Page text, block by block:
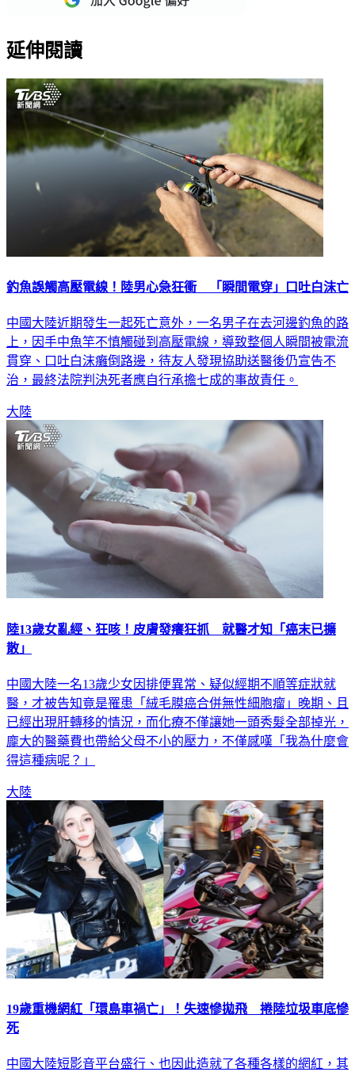
延伸閱讀
釣魚誤觸高壓電線！陸男心急狂衝 「瞬間電穿」口吐白沫亡
中國大陸近期發生一起死亡意外，一名男子在去河邊釣魚的路
上，因手中魚竿不慎觸碰到高壓電線，導致整個人瞬間被電流
貫穿、口吐白沫癱倒路邊，待友人發現協助送醫後仍宣告不
治，最終法院判決死者應自行承擔七成的事故責任。
大陸
陸13歲女亂經、狂咳！皮膚發癢狂抓 就醫才知「癌末已擴
散」
中國大陸一名13歲少女因排便異常、疑似經期不順等症狀就
醫，才被告知竟是罹患「絨毛膜癌合併無性細胞瘤」晚期、且
已經出現肝轉移的情況，而化療不僅讓她一頭秀髮全部掉光，
龐大的醫藥費也帶給父母不小的壓力，不僅感嘆「我為什麼會
得這種病呢？」
大陸
19歲重機網紅「環島車禍亡」！失速慘拋飛 捲陸垃圾車底慘
死
中國大陸短影音平台盛行、也因此造就了各種各樣的網紅，其